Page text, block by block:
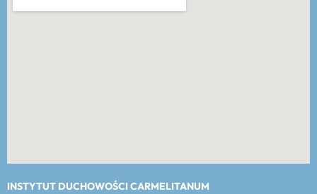
INSTYTUT DUCHOWOŚCI CARMELITANUM